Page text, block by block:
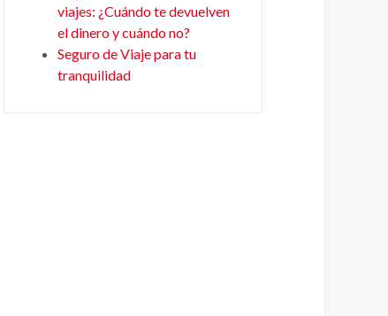
viajes: ¿Cuándo te devuelven
el dinero y cuándo no?
Seguro de Viaje para tu
tranquilidad